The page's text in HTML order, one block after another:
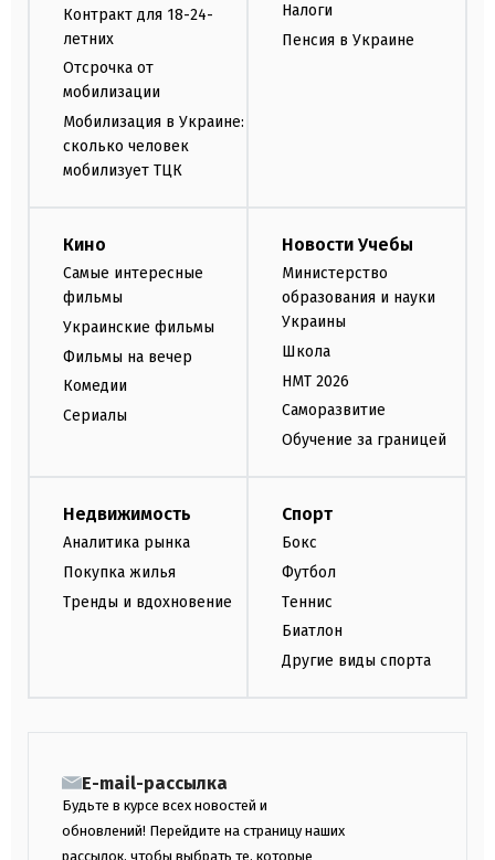
Контракт для 18-24-
летних
Отсрочка от
мобилизации
Мобилизация в Украине:
сколько человек
мобилизует ТЦК
Налоги
Пенсия в Украине
Кино
Самые интересные
фильмы
Украинские фильмы
Фильмы на вечер
Комедии
Сериалы
Новости Учебы
Министерство
образования и науки
Украины
Школа
НМТ 2026
Саморазвитие
Обучение за границей
Недвижимость
Аналитика рынка
Покупка жилья
Тренды и вдохновение
Спорт
Бокс
Футбол
Теннис
Биатлон
Другие виды спорта
E-mail-рассылка
Будьте в курсе всех новостей и
обновлений! Перейдите на страницу наших
рассылок, чтобы выбрать те, которые